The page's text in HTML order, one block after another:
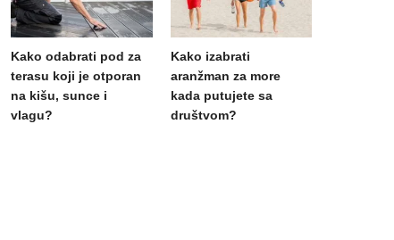
Kako odabrati pod za
terasu koji je otporan
na kišu, sunce i
vlagu?
Kako izabrati
aranžman za more
kada putujete sa
društvom?